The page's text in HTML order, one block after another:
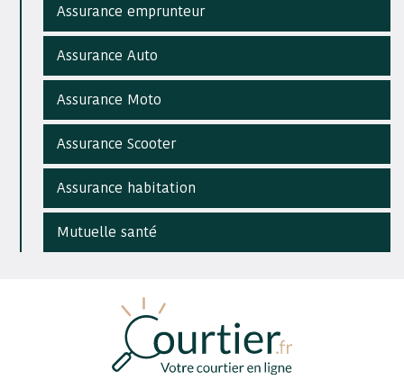
Assurance emprunteur
Assurance Auto
Assurance Moto
Assurance Scooter
Assurance habitation
Mutuelle santé